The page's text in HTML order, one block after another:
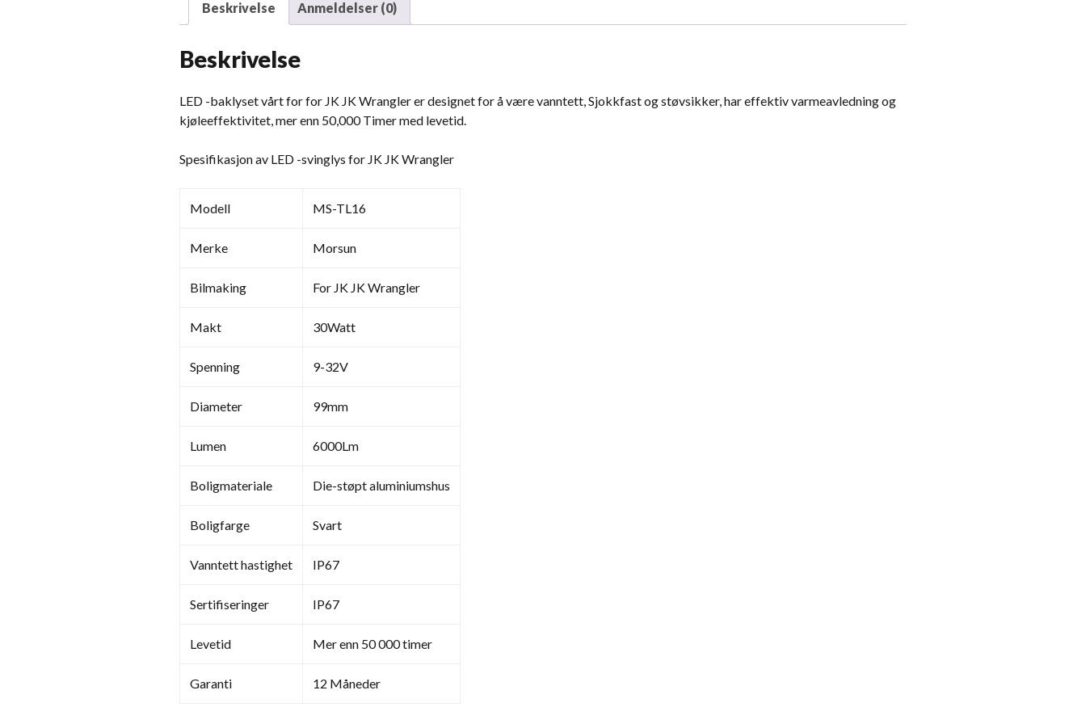
Beskrivelse Anmeldelser (0)
Beskrivelse
LED -baklyset vårt for for JK JK Wrangler er designet for å være vanntett, Sjokkfast og støvsikker, har effektiv varmeavledning og
kjøleeffektivitet, mer enn 50,000 Timer med levetid.
Spesifikasjon av LED -svinglys for JK JK Wrangler
Modell MS-TL16
Merke Morsun
Bilmaking For JK JK Wrangler
Makt 30Watt
Spenning 9-32V
Diameter 99mm
Lumen 6000Lm
Boligmateriale Die-støpt aluminiumshus
Boligfarge Svart
Vanntett hastighet IP67
Sertifiseringer IP67
Levetid Mer enn 50 000 timer
Garanti 12 Måneder